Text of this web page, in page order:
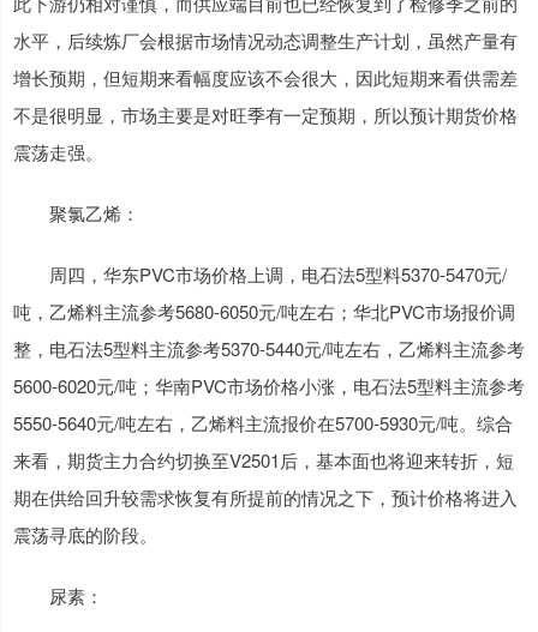
水平，后续炼厂会根据市场情况动态调整生产计划，虽然产量有
增长预期，但短期来看幅度应该不会很大，因此短期来看供需差
不是很明显，市场主要是对旺季有一定预期，所以预计期货价格
震荡走强。
聚氯乙烯：
周四，华东PVC市场价格上调，电石法5型料5370-5470元/
吨，乙烯料主流参考5680-6050元/吨左右；华北PVC市场报价调
整，电石法5型料主流参考5370-5440元/吨左右，乙烯料主流参考
5600-6020元/吨；华南PVC市场价格小涨，电石法5型料主流参考
5550-5640元/吨左右，乙烯料主流报价在5700-5930元/吨。综合
来看，期货主力合约切换至V2501后，基本面也将迎来转折，短
期在供给回升较需求恢复有所提前的情况之下，预计价格将进入
震荡寻底的阶段。
尿素：